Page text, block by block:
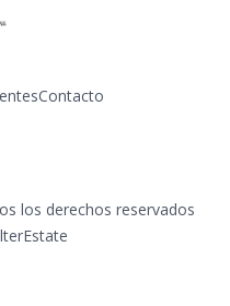
Contacto
los derechos reservados